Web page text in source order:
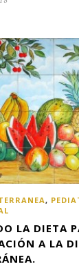
,
LA DIETA
A LA